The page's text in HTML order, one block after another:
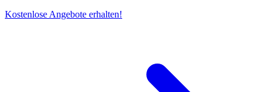
Kostenlose Angebote erhalten!